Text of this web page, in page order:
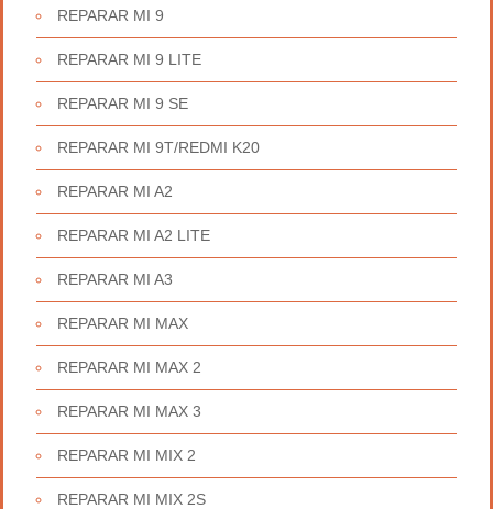
REPARAR MI 9
REPARAR MI 9 LITE
REPARAR MI 9 SE
REPARAR MI 9T/REDMI K20
REPARAR MI A2
REPARAR MI A2 LITE
REPARAR MI A3
REPARAR MI MAX
REPARAR MI MAX 2
REPARAR MI MAX 3
REPARAR MI MIX 2
REPARAR MI MIX 2S